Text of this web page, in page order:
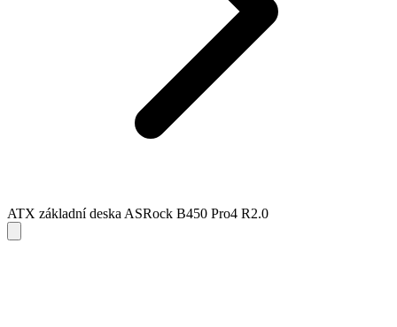
ATX základní deska ASRock B450 Pro4 R2.0